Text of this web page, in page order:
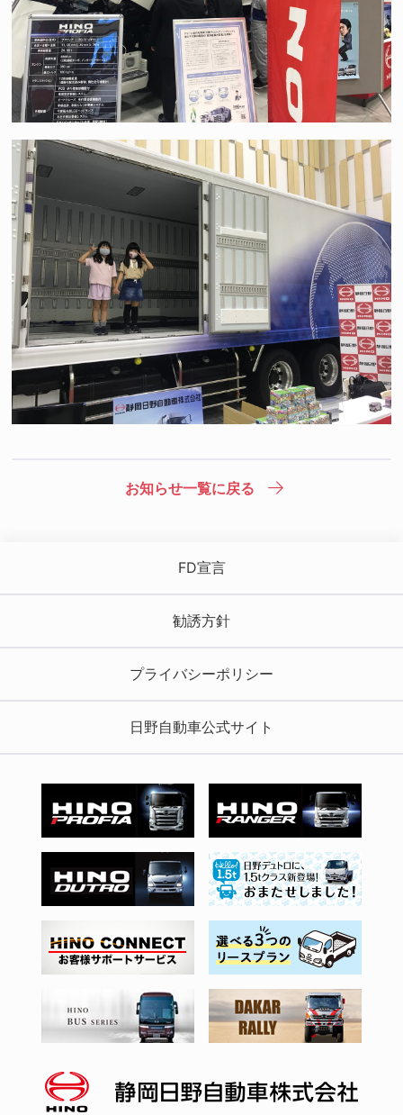
お知らせ一覧に戻る
FD宣言
勧誘方針
プライバシーポリシー
日野自動車公式サイト